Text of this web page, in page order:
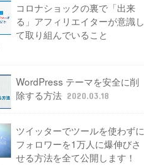
コロナショックの裏で「出来
る」アフィリエイターが意識し
て取り組んでいること
WordPress テーマを安全に削
除する方法 2020.03.18
ツイッターでツールを使わずに
フォロワーを1万人に爆伸びさ
せる方法を全て公開します！